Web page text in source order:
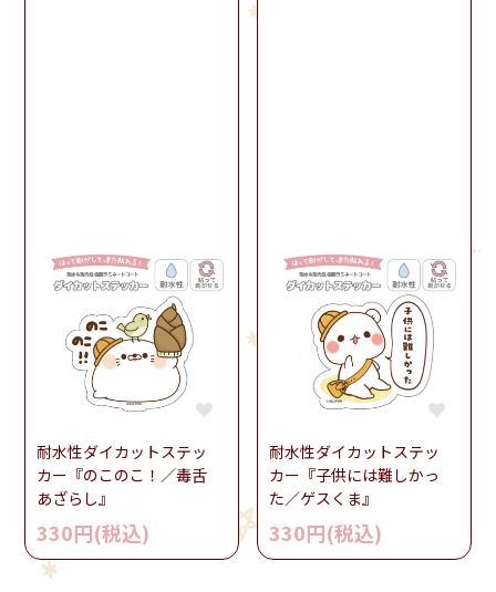
耐水性ダイカットステッ
カー『のこのこ！／毒舌
あざらし』
330円(税込)
耐水性ダイカットステッ
カー『子供には難しかっ
た／ゲスくま』
330円(税込)